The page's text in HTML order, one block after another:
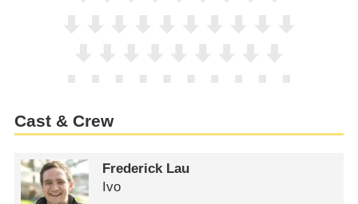
Cast & Crew
Frederick Lau
Ivo